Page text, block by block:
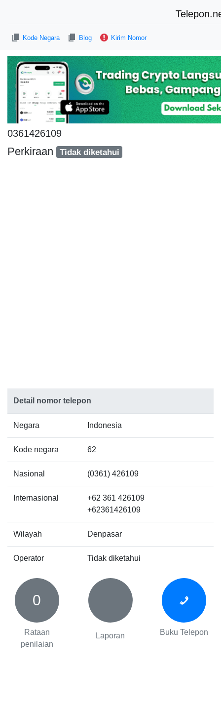
Kode Negara Blog Kirim Nomor
0361426109
Perkiraan Tidak diketahui
Detail nomor telepon
Negara Indonesia
Kode negara 62
Nasional (0361) 426109
Internasional
+62 361 426109
+62361426109
Wilayah Denpasar
Operator Tidak diketahui
0
Rataan
penilaian
Laporan Buku Telepon